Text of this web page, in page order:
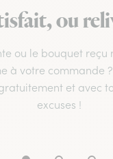
ou
ou le bouquet reçu
à votre commande
et avec
excuses !